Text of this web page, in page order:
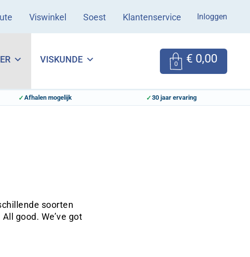
Viswinkel Soest Klantenservice Inloggen
VISKUNDE 0 € 0,00
Afhalen mogelijk 30 jaar ervaring
soorten
good. We’ve got